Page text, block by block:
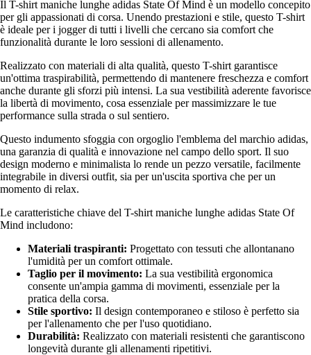
Il T-shirt maniche lunghe adidas State Of Mind è un modello concepito
per gli appassionati di corsa. Unendo prestazioni e stile, questo T-shirt
è ideale per i jogger di tutti i livelli che cercano sia comfort che
funzionalità durante le loro sessioni di allenamento.
Realizzato con materiali di alta qualità, questo T-shirt garantisce
un'ottima traspirabilità, permettendo di mantenere freschezza e comfort
anche durante gli sforzi più intensi. La sua vestibilità aderente favorisce
la libertà di movimento, cosa essenziale per massimizzare le tue
performance sulla strada o sul sentiero.
Questo indumento sfoggia con orgoglio l'emblema del marchio adidas,
una garanzia di qualità e innovazione nel campo dello sport. Il suo
design moderno e minimalista lo rende un pezzo versatile, facilmente
integrabile in diversi outfit, sia per un'uscita sportiva che per un
momento di relax.
Le caratteristiche chiave del T-shirt maniche lunghe adidas State Of
Mind includono:
Materiali traspiranti: Progettato con tessuti che allontanano
l'umidità per un comfort ottimale.
Taglio per il movimento: La sua vestibilità ergonomica
consente un'ampia gamma di movimenti, essenziale per la
pratica della corsa.
Stile sportivo: Il design contemporaneo e stiloso è perfetto sia
per l'allenamento che per l'uso quotidiano.
Durabilità: Realizzato con materiali resistenti che garantiscono
longevità durante gli allenamenti ripetitivi.